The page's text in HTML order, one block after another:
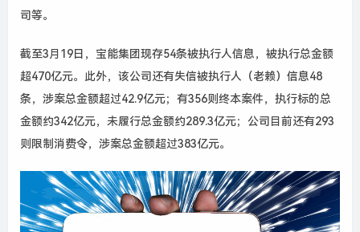
司等。
截至3月 19日，宝能集团现存54条被执行人信息，被执行总金额
超470亿元。此外，该公司还有失信被执行人（老赖）信息48
条，涉案总金额超过42.9亿元；有356则终本案件，执行标的总
金额约342亿元，未履行总金额约289.3亿元；公司目前还有293
则限制消费令，涉案总金额超过383亿元。